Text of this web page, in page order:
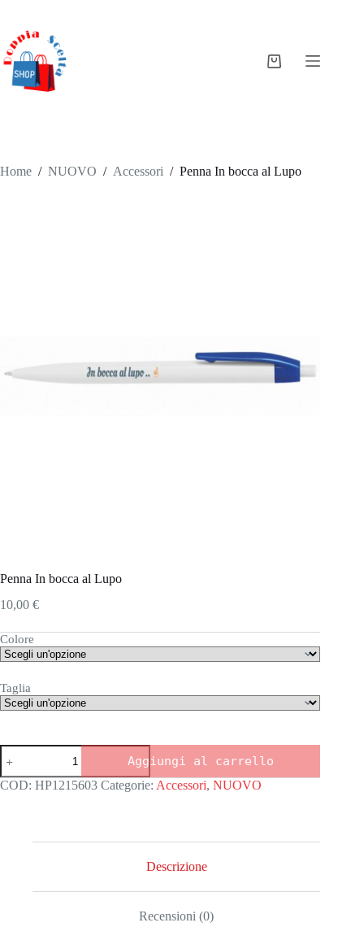
contenuto
Carrello
Home / NUOVO / Accessori / Penna In bocca al Lupo
Penna In bocca al Lupo
10,00 €
Colore
Taglia
Penna
In
bocca
al
Aggiungi al carrello
COD: HP1215603 Categorie: Accessori, NUOVO
Descrizione
Recensioni (0)